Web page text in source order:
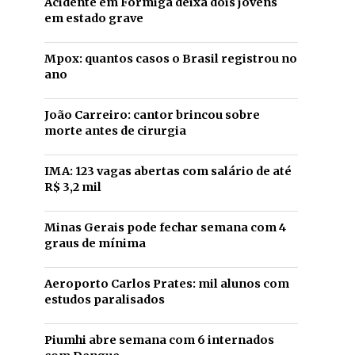
em estado grave
Mpox: quantos casos o Brasil registrou no
ano
João Carreiro: cantor brincou sobre
morte antes de cirurgia
IMA: 123 vagas abertas com salário de até
R$ 3,2 mil
Minas Gerais pode fechar semana com 4
graus de mínima
Aeroporto Carlos Prates: mil alunos com
estudos paralisados
Piumhi abre semana com 6 internados